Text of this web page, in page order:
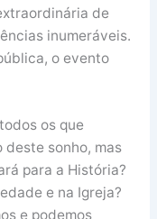
de
inumeráveis.
o evento
os que
sonho, mas
para a História?
e na Igreja?
e podemos